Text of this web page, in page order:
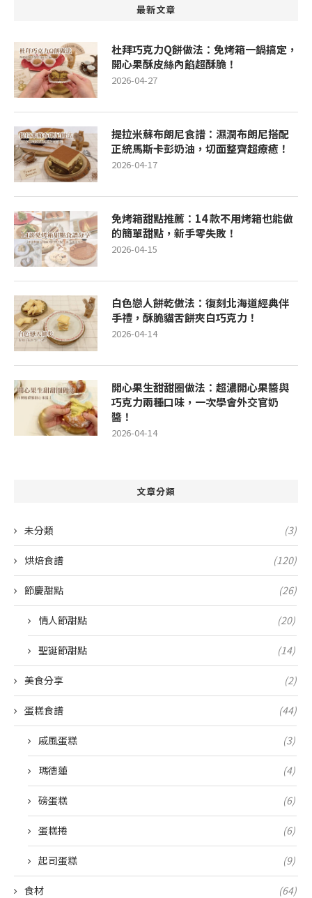
最新文章
杜拜巧克力Q餅做法：免烤箱一鍋搞定，
開心果酥皮絲內餡超酥脆！
2026-04-27
提拉米蘇布朗尼食譜：濕潤布朗尼搭配
正統馬斯卡彭奶油，切面整齊超療癒！
2026-04-17
免烤箱甜點推薦：14 款不用烤箱也能做
的簡單甜點，新手零失敗！
2026-04-15
白色戀人餅乾做法：復刻北海道經典伴
手禮，酥脆貓舌餅夾白巧克力！
2026-04-14
開心果生甜甜圈做法：超濃開心果醬與
巧克力兩種口味，一次學會外交官奶
醬！
2026-04-14
文章分類
未分類 (3)
烘焙食譜 (120)
節慶甜點 (26)
情人節甜點 (20)
聖誕節甜點 (14)
美食分享 (2)
蛋糕食譜 (44)
戚風蛋糕 (3)
瑪德蓮 (4)
磅蛋糕 (6)
蛋糕捲 (6)
起司蛋糕 (9)
食材 (64)